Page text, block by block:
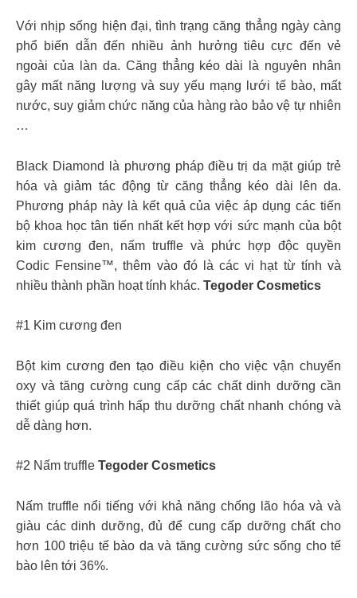
Với nhịp sống hiện đại, tình trạng căng thẳng ngày càng
phổ biến dẫn đến nhiều ảnh hưởng tiêu cực đến vẻ
ngoài của làn da. Căng thẳng kéo dài là nguyên nhân
gây mất năng lượng và suy yếu mạng lưới tế bào, mất
nước, suy giảm chức năng của hàng rào bảo vệ tự nhiên
…
Black Diamond là phương pháp điều trị da mặt giúp trẻ
hóa và giảm tác động từ căng thẳng kéo dài lên da.
Phương pháp này là kết quả của việc áp dụng các tiến
bộ khoa học tân tiến nhất kết hợp với sức mạnh của bột
kim cương đen, nấm truffle và phức hợp độc quyền
Codic Fensine™, thêm vào đó là các vi hạt từ tính và
nhiều thành phần hoạt tính khác. Tegoder Cosmetics
#1 Kim cương đen
Bột kim cương đen tạo điều kiện cho việc vận chuyển
oxy và tăng cường cung cấp các chất dinh dưỡng cần
thiết giúp quá trình hấp thu dưỡng chất nhanh chóng và
dễ dàng hơn.
#2 Nấm truffle Tegoder Cosmetics
Nấm truffle nổi tiếng với khả năng chống lão hóa và và
giàu các dinh dưỡng, đủ để cung cấp dưỡng chất cho
hơn 100 triệu tế bào da và tăng cường sức sống cho tế
bào lên tới 36%.